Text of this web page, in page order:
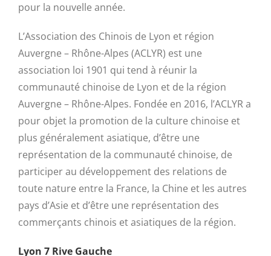
pour la nouvelle année.
L’Association des Chinois de Lyon et région
Auvergne – Rhône-Alpes (ACLYR) est une
association loi 1901 qui tend à réunir la
communauté chinoise de Lyon et de la région
Auvergne – Rhône-Alpes. Fondée en 2016, l’ACLYR a
pour objet la promotion de la culture chinoise et
plus généralement asiatique, d’être une
représentation de la communauté chinoise, de
participer au développement des relations de
toute nature entre la France, la Chine et les autres
pays d’Asie et d’être une représentation des
commerçants chinois et asiatiques de la région.
Lyon 7 Rive Gauche